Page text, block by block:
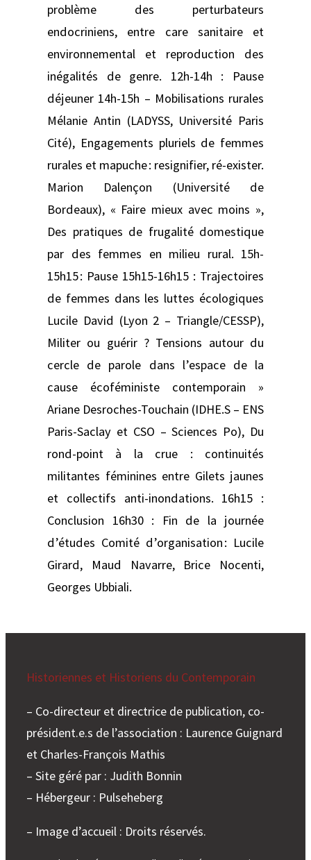
problème des perturbateurs
endocriniens, entre care sanitaire et
environnemental et reproduction des
inégalités de genre. 12h-14h : Pause
déjeuner 14h-15h – Mobilisations rurales
Mélanie Antin (LADYSS, Université Paris
Cité), Engagements pluriels de femmes
rurales et mapuche : resignifier, ré-exister.
Marion Dalençon (Université de
Bordeaux), « Faire mieux avec moins »,
Des pratiques de frugalité domestique
par des femmes en milieu rural. 15h-
15h15 : Pause 15h15-16h15 : Trajectoires
de femmes dans les luttes écologiques
Lucile David (Lyon 2 – Triangle/CESSP),
Militer ou guérir ? Tensions autour du
cercle de parole dans l’espace de la
cause écoféministe contemporain »
Ariane Desroches-Touchain (IDHE.S – ENS
Paris-Saclay et CSO – Sciences Po), Du
rond-point à la crue : continuités
militantes féminines entre Gilets jaunes
et collectifs anti-inondations. 16h15 :
Conclusion 16h30 : Fin de la journée
d’études Comité d’organisation : Lucile
Girard, Maud Navarre, Brice Nocenti,
Georges Ubbiali.
Historiennes et Historiens du Contemporain
– Co-directeur et directrice de publication, co-
président.e.s de l’association : Laurence Guignard
et Charles-François Mathis
– Site géré par : Judith Bonnin
– Hébergeur : Pulseheberg
– Image d’accueil : Droits réservés.